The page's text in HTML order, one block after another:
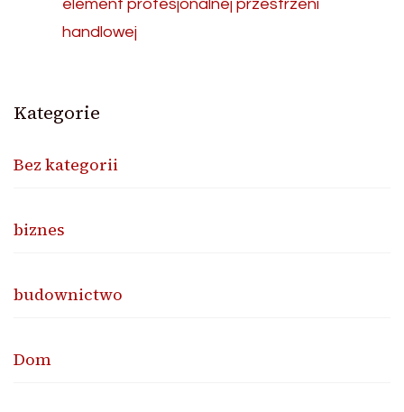
element profesjonalnej przestrzeni
handlowej
Kategorie
Bez kategorii
biznes
budownictwo
Dom